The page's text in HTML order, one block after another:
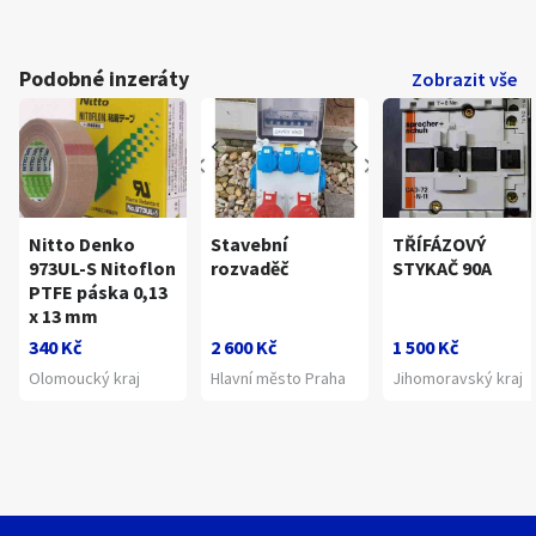
Podobné inzeráty Zobrazit vše
Nitto Denko
973UL-S Nitoflon
PTFE páska 0,13
x 13 mm
340 Kč
Olomoucký kraj
Stavební
rozvaděč
2 600 Kč
Hlavní město Praha
TŘÍFÁZOVÝ
STYKAČ 90A
1 500 Kč
Jihomoravský kraj